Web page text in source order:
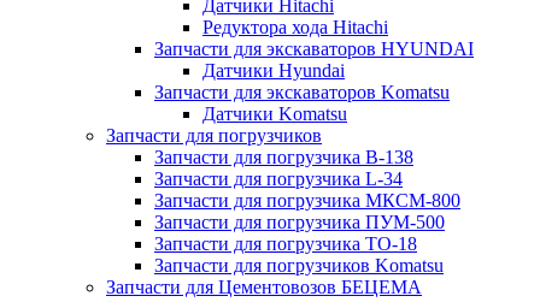
Датчики Hitachi
Редуктора хода Hitachi
Запчасти для экскаваторов HYUNDAI
Датчики Hyundai
Запчасти для экскаваторов Komatsu
Датчики Komatsu
Запчасти для погрузчиков
Запчасти для погрузчика B-138
Запчасти для погрузчика L-34
Запчасти для погрузчика МКСМ-800
Запчасти для погрузчика ПУМ-500
Запчасти для погрузчика ТО-18
Запчасти для погрузчиков Komatsu
Запчасти для Цементовозов БЕЦЕМА